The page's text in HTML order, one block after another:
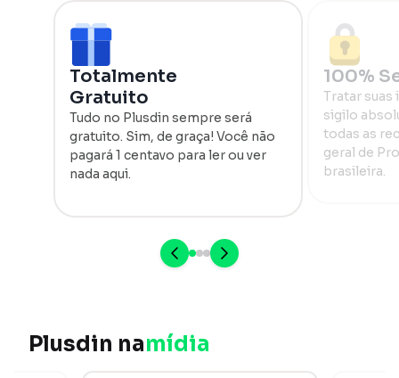
Totalmente
Gratuito
Tudo no Plusdin sempre será
gratuito. Sim, de graça! Você não
pagará 1 centavo para ler ou ver
nada aqui.
100%
Tratar
sigilo
todas as
geral de
brasileira.
Plusdin namídia